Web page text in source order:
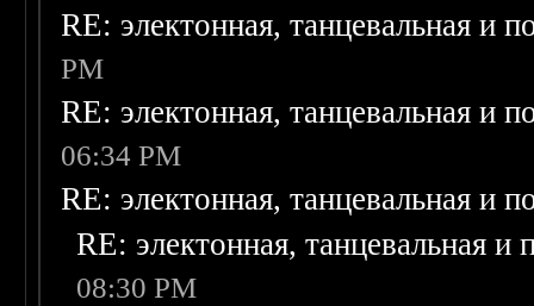
RE: электонная, танцевальная и
PM
RE: электонная, танцевальная и
06:34 PM
RE: электонная, танцевальная и
RE: электонная, танцевальная и
08:30 PM